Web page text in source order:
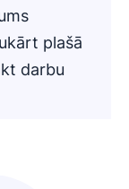
plašā
darbu